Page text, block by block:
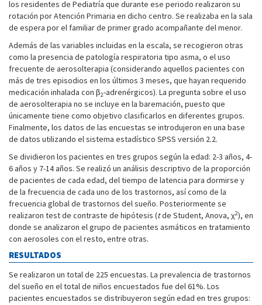
los residentes de Pediatría que durante ese periodo realizaron su
rotación por Atención Primaria en dicho centro. Se realizaba en la sala
de espera por el familiar de primer grado acompañante del menor.
Además de las variables incluidas en la escala, se recogieron otras
como la presencia de patología respiratoria tipo asma, o el uso
frecuente de aerosolterapia (considerando aquellos pacientes con
más de tres episodios en los últimos 3 meses, que hayan requerido
medicación inhalada con β2-adrenérgicos). La pregunta sobre el uso
de aerosolterapia no se incluye en la baremación, puesto que
únicamente tiene como objetivo clasificarlos en diferentes grupos.
Finalmente, los datos de las encuestas se introdujeron en una base
de datos utilizando el sistema estadístico SPSS versión 2.2.
Se dividieron los pacientes en tres grupos según la edad: 2-3 años, 4-
6 años y 7-14 años. Se realizó un análisis descriptivo de la proporción
de pacientes de cada edad, del tiempo de latencia para dormirse y
de la frecuencia de cada uno de los trastornos, así como de la
frecuencia global de trastornos del sueño. Posteriormente se
realizaron test de contraste de hipótesis (tde Student, Anova, χ2), en
donde se analizaron el grupo de pacientes asmáticos en tratamiento
con aerosoles con el resto, entre otras.
RESULTADOS
Se realizaron un total de 225 encuestas. La prevalencia de trastornos
del sueño en el total de niños encuestados fue del 61%. Los
pacientes encuestados se distribuyeron según edad en tres grupos: